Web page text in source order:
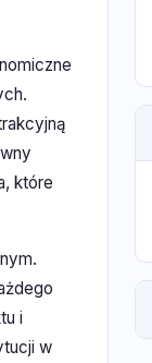
które
i
w